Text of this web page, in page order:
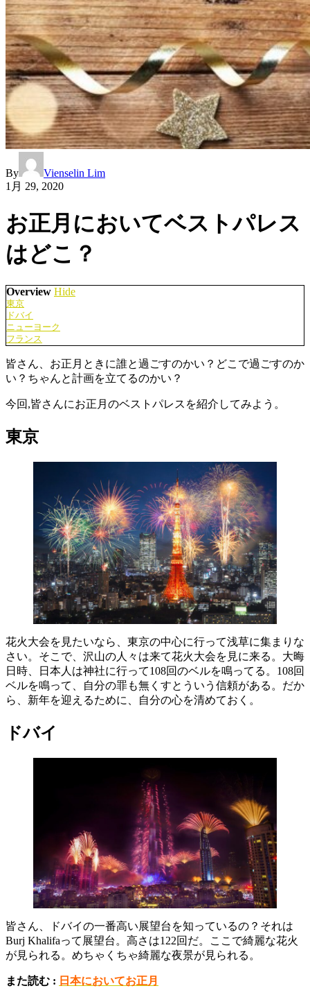
By
Vienselin Lim
1月 29, 2020
お正月においてベストパレス
はどこ？
Overview Hide
東京
ドバイ
ニューヨーク
フランス
皆さん、お正月ときに誰と過ごすのかい？どこで過ごすのか
い？ちゃんと計画を立てるのかい？
今回,皆さんにお正月のベストパレスを紹介してみよう。
東京
花火大会を見たいなら、東京の中心に行って浅草に集まりな
さい。そこで、沢山の人々は来て花火大会を見に来る。大晦
日時、日本人は神社に行って108回のベルを鳴ってる。108回
ベルを鳴って、自分の罪も無くすとういう信頼がある。だか
ら、新年を迎えるために、自分の心を清めておく。
ドバイ
皆さん、ドバイの一番高い展望台を知っているの？それは
Burj Khalifaって展望台。高さは122回だ。ここで綺麗な花火
が見られる。めちゃくちゃ綺麗な夜景が見られる。
また読む : 日本においてお正月